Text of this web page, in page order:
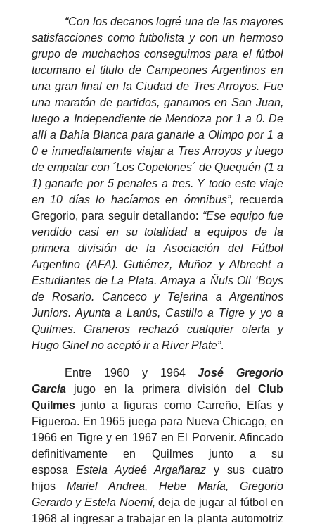
“Con los decanos logré una de las mayores
satisfacciones como futbolista y con un hermoso
grupo de muchachos conseguimos para el fútbol
tucumano el título de Campeones Argentinos en
una gran final en la Ciudad de Tres Arroyos. Fue
una maratón de partidos, ganamos en San Juan,
luego a Independiente de Mendoza por 1 a 0. De
allí a Bahía Blanca para ganarle a Olimpo por 1 a
0 e inmediatamente viajar a Tres Arroyos y luego
de empatar con ´Los Copetones´ de Quequén (1 a
1) ganarle por 5 penales a tres. Y todo este viaje
en 10 días lo hacíamos en ómnibus”, recuerda
Gregorio, para seguir detallando: “Ese equipo fue
vendido casi en su totalidad a equipos de la
primera división de la Asociación del Fútbol
Argentino (AFA). Gutiérrez, Muñoz y Albrecht a
Estudiantes de La Plata. Amaya a Ñuls Oll ‘Boys
de Rosario. Canceco y Tejerina a Argentinos
Juniors. Ayunta a Lanús, Castillo a Tigre y yo a
Quilmes. Graneros rechazó cualquier oferta y
Hugo Ginel no aceptó ir a River Plate”.
Entre 1960 y 1964José Gregorio
Garcíajugo en la primera división delClub
Quilmesjunto a figuras como Carreño, Elías y
Figueroa. En 1965 juega para Nueva Chicago, en
1966 en Tigre y en 1967 en El Porvenir. Afincado
definitivamente en Quilmes junto a su
esposa Estela Aydeé Argañarazy sus cuatro
hijos Mariel Andrea, Hebe María, Gregorio
Gerardo y Estela Noemí, deja de jugar al fútbol en
1968 al ingresar a trabajar en la planta automotriz